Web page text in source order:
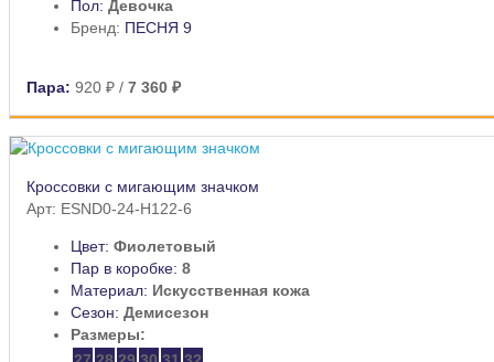
Пол: Девочка
Бренд: ПЕСНЯ 9
Пара: 920 ₽ / 7 360 ₽
Кроссовки с мигающим значком
Арт: ESND0-24-H122-6
Цвет: Фиолетовый
Пар в коробке: 8
Материал: Искусственная кожа
Сезон: Демисезон
Размеры: